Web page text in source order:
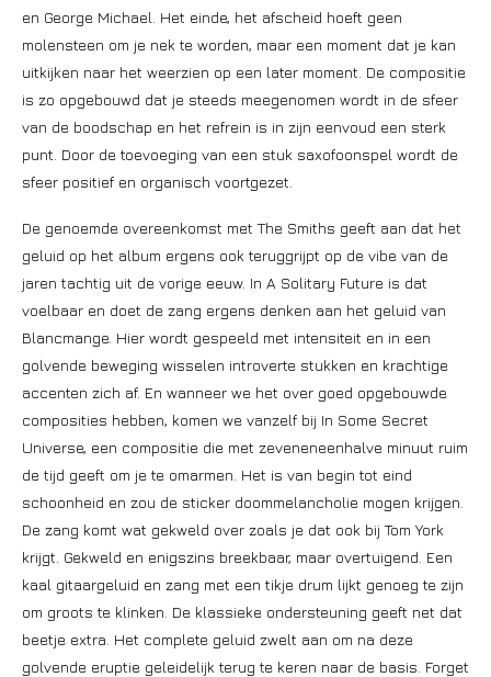
en George Michael. Het einde, het afscheid hoeft geen
molensteen om je nek te worden, maar een moment dat je kan
uitkijken naar het weerzien op een later moment. De compositie
is zo opgebouwd dat je steeds meegenomen wordt in de sfeer
van de boodschap en het refrein is in zijn eenvoud een sterk
punt. Door de toevoeging van een stuk saxofoonspel wordt de
sfeer positief en organisch voortgezet.
De genoemde overeenkomst met The Smiths geeft aan dat het
geluid op het album ergens ook teruggrijpt op de vibe van de
jaren tachtig uit de vorige eeuw. In A Solitary Future is dat
voelbaar en doet de zang ergens denken aan het geluid van
Blancmange. Hier wordt gespeeld met intensiteit en in een
golvende beweging wisselen introverte stukken en krachtige
accenten zich af. En wanneer we het over goed opgebouwde
composities hebben, komen we vanzelf bij In Some Secret
Universe, een compositie die met zeveneneenhalve minuut ruim
de tijd geeft om je te omarmen. Het is van begin tot eind
schoonheid en zou de sticker doommelancholie mogen krijgen.
De zang komt wat gekweld over zoals je dat ook bij Tom York
krijgt. Gekweld en enigszins breekbaar, maar overtuigend. Een
kaal gitaargeluid en zang met een tikje drum lijkt genoeg te zijn
om groots te klinken. De klassieke ondersteuning geeft net dat
beetje extra. Het complete geluid zwelt aan om na deze
golvende eruptie geleidelijk terug te keren naar de basis. Forget